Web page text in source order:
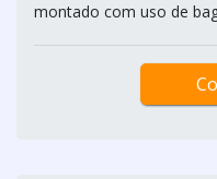
montado com uso de